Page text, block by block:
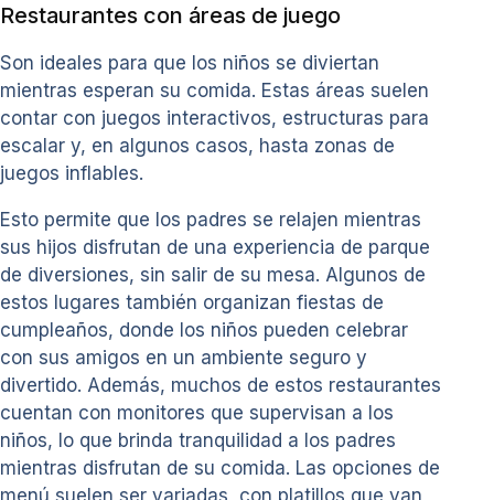
Restaurantes con áreas de juego
Son ideales para que los niños se diviertan
mientras esperan su comida. Estas áreas suelen
contar con juegos interactivos, estructuras para
escalar y, en algunos casos, hasta zonas de
juegos inflables.
Esto permite que los padres se relajen mientras
sus hijos disfrutan de una experiencia de parque
de diversiones, sin salir de su mesa. Algunos de
estos lugares también organizan fiestas de
cumpleaños, donde los niños pueden celebrar
con sus amigos en un ambiente seguro y
divertido. Además, muchos de estos restaurantes
cuentan con monitores que supervisan a los
niños, lo que brinda tranquilidad a los padres
mientras disfrutan de su comida. Las opciones de